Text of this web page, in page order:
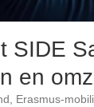
SIDE
en
Erasmus-